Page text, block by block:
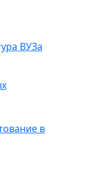
ВУЗа
в